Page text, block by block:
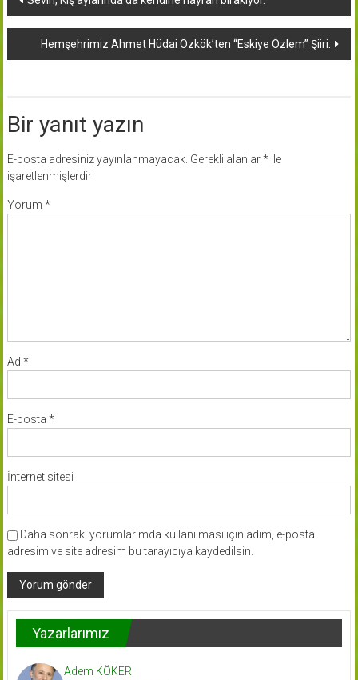
dolaşımı
Hemşehrimiz Ahmet Hüdai Özkök’ten “Eskiye Özlem” Şiiri.
Bir yanıt yazın
E-posta adresiniz yayınlanmayacak. Gerekli alanlar*ile
işaretlenmişlerdir
Yorum *
Ad *
E-posta *
İnternet sitesi
Daha sonraki yorumlarımda kullanılması için adım, e-posta
adresim ve site adresim bu tarayıcıya kaydedilsin.
Yazarlarımız
Adem KÖKER